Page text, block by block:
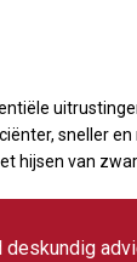
sneller
hijsen van
deskundig